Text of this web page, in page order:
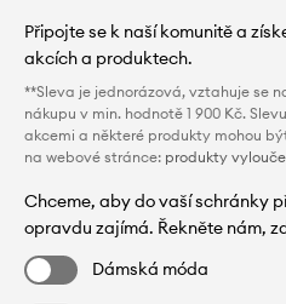
Připojte se k naší komunitě a
akcích a produktech.
**Sleva je jednorázová, vztahuje se
nákupu v min. hodnotě 1 900 Kč.
akcemi a některé produkty mohou
na webové stránce: produkty
Chceme, aby do vaší schránky
opravdu zajímá. Řekněte nám,
Dámská móda